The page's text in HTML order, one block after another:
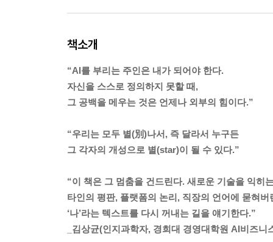
책소개
“AI를 부리는 주인은 내가 되어야 한다.
자신을 스스로 정의하지 못할 때,
그 공백을 메우는 것은 언제나 외부의 힘이다.”
“우리는 모두 별(別)나서, 즉 달라서 누구든
그 각자의 개성으로 별(star)이 될 수 있다.”
“이 책은 그 멈춤을 건드린다. 새로운 기술을 익히
타인의 평판, 플랫폼의 논리, 직장의 언어에 묻혀버
‘나’라는 텍스트를 다시 꺼내는 길을 얘기한다.”
_김상균(인지과학자, 경희대 경영대학원 AI비즈니